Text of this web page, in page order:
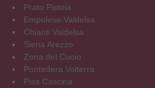
Prato Pistoia
Empolese Valdelsa
Chianti Valdelsa
Siena Arezzo
Zona del Cuoio
Pontedera Volterra
Pisa Cascina